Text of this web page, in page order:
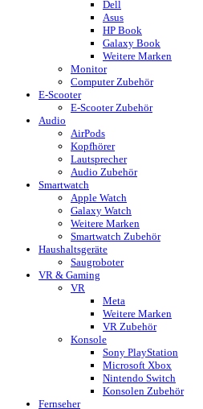
Dell
Asus
HP Book
Galaxy Book
Weitere Marken
Monitor
Computer Zubehör
E-Scooter
E-Scooter Zubehör
Audio
AirPods
Kopfhörer
Lautsprecher
Audio Zubehör
Smartwatch
Apple Watch
Galaxy Watch
Weitere Marken
Smartwatch Zubehör
Haushaltsgeräte
Saugroboter
VR & Gaming
VR
Meta
Weitere Marken
VR Zubehör
Konsole
Sony PlayStation
Microsoft Xbox
Nintendo Switch
Konsolen Zubehör
Fernseher